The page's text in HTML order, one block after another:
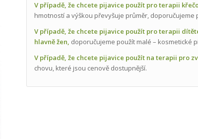
V případě, že chcete pijavice použít pro terapii
hmotností a výškou převyšuje průměr, doporučujeme
V případě, že chcete pijavice použít pro terapii
hlavně žen, doporučujeme použít malé – kosmetické
V případě, že chcete pijavice použít na terapii pro
chovu, které jsou cenově dostupnější.